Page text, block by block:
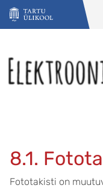
Liigu edasi põhisisu
8.1.
Fototakisti on